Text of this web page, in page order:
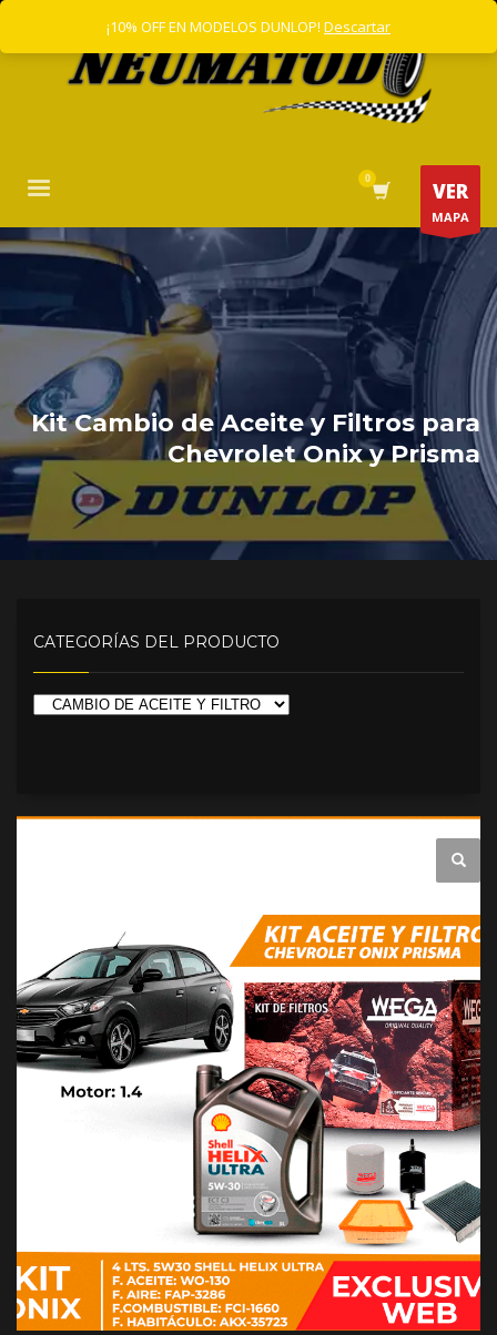
VER
MAPA
Kit Cambio de Aceite y Filtros para
Chevrolet Onix y Prisma
CATEGORÍAS DEL PRODUCTO
¡10% OFF EN MODELOS DUNLOP! Descartar